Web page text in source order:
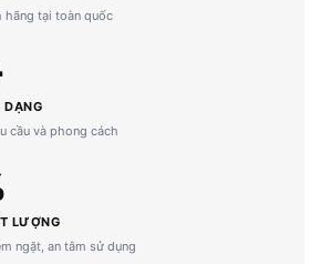
hãng tại toàn quốc
cầu và phong cách
LƯỢNG
ngặt, an tâm sử dụng